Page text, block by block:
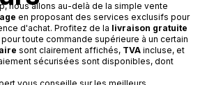
nous allons au-delà de la simple vente
en proposant des services exclusifs pour
d'achat. Profitez de la livraison gratuite
toute commande supérieure à un certain
sont clairement affichés, TVA incluse, et
sécurisées sont disponibles, dont